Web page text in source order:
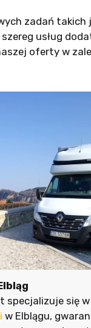
zadań
usług
oferty w
specjalizuje się w
w Elblągu,